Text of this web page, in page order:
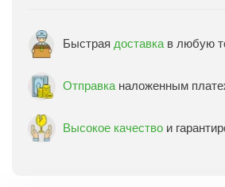
Быстрая доставка в любую
Отправка наложенным
Высокое качество и